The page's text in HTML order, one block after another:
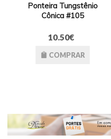
Ponteira Tungstênio
Cônica #105
10.50€
COMPRAR